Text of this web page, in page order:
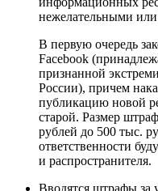
нежелательными
В первую очередь
Facebook
признанной
России), причем
публикацию новой
старой. Размер
рублей до 500 тыс.
ответственности
и распространителя.
Вводятся штрафы